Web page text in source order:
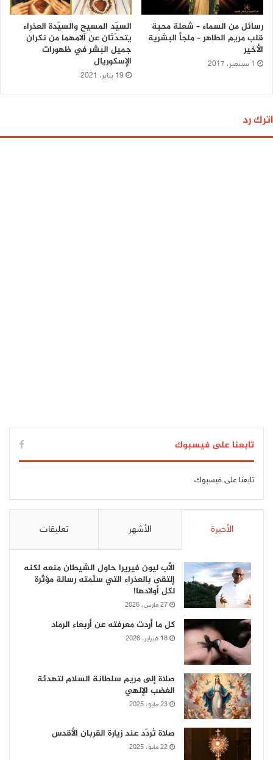
رسائل من السماء – شعلة محبة
قلب مريم الطاهر – ملجأ البشرية
الأخير
1 سبتمبر، 2017
السيّد المسيح والسيّدة العذراء
يتحدّثان عن آلامهما من نكران
جميل البشر في ظهورات
الإسكوريال
19 يناير، 2021
اترك رد
تابعنا على فيسبوك
تابعنا على فيسبوك
الأخيرة الأشهر تعليقات
الأب ليون فيريرا حاول الشيطان منعه لكنه
إلتقى بالعذراء التي سلّمته رسالة مؤثّرة
لكل أولادها!
27 مارس، 2026
كل ما أردت معرفته عن أربعاء الرماد
18 فبراير، 2026
صلاة إلى مريم سلطانة السلام لتهدئة
الغضب الإلهي
23 مايو، 2025
صلاة تُردّد عند زيارة القربان الأقدس
22 مايو، 2025